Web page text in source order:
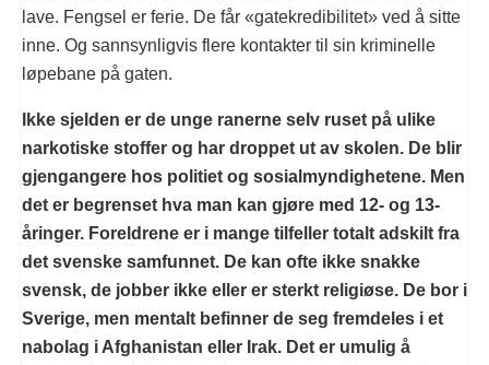
lave. Fengsel er ferie. De får «gatekredibilitet» ved å sitte
inne. Og sannsynligvis flere kontakter til sin kriminelle
løpebane på gaten.
Ikke sjelden er de unge ranerne selv ruset på ulike
narkotiske stoffer og har droppet ut av skolen. De blir
gjengangere hos politiet og sosialmyndighetene. Men
det er begrenset hva man kan gjøre med 12- og 13-
åringer. Foreldrene er i mange tilfeller totalt adskilt fra
det svenske samfunnet. De kan ofte ikke snakke
svensk, de jobber ikke eller er sterkt religiøse. De bor i
Sverige, men mentalt befinner de seg fremdeles i et
nabolag i Afghanistan eller Irak. Det er umulig å